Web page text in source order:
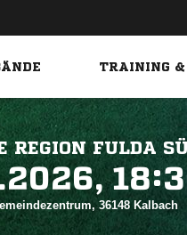
TRAINING &
REGION FULDA

36148 Kalbach